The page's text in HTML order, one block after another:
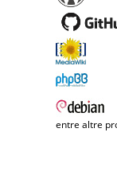
entre altre